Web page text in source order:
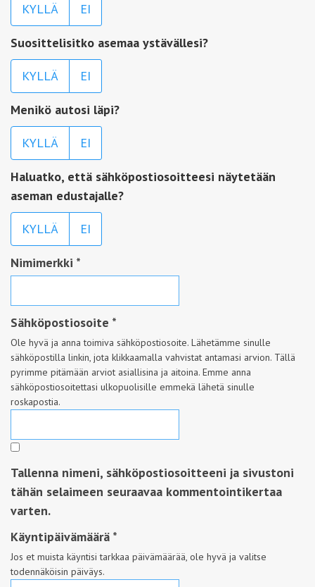
KYLLÄ EI
Suosittelisitko asemaa ystävällesi?
KYLLÄ EI
Menikö autosi läpi?
KYLLÄ EI
Haluatko, että sähköpostiosoitteesi näytetään
aseman edustajalle?
KYLLÄ EI
Nimimerkki *
Sähköpostiosoite *
Ole hyvä ja anna toimiva sähköpostiosoite. Lähetämme sinulle
sähköpostilla linkin, jota klikkaamalla vahvistat antamasi arvion. Tällä
pyrimme pitämään arviot asiallisina ja aitoina. Emme anna
sähköpostiosoitettasi ulkopuolisille emmekä lähetä sinulle
roskapostia.
Tallenna nimeni, sähköpostiosoitteeni ja sivustoni
tähän selaimeen seuraavaa kommentointikertaa
varten.
Käyntipäivämäärä *
Jos et muista käyntisi tarkkaa päivämäärää, ole hyvä ja valitse
todennäköisin päiväys.